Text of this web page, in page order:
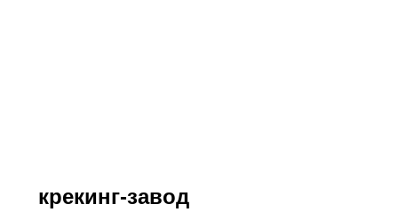
крекинг-завод